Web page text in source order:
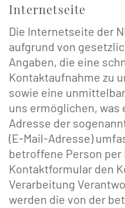
Internetseite
Die Internetseite der
aufgrund von
Angaben, die eine
Kontaktaufnahme zu
sowie eine
uns ermöglichen,
Adresse der
(E-Mail-Adresse)
betroffene Person per
Kontaktformular den
Verarbeitung
werden die von der